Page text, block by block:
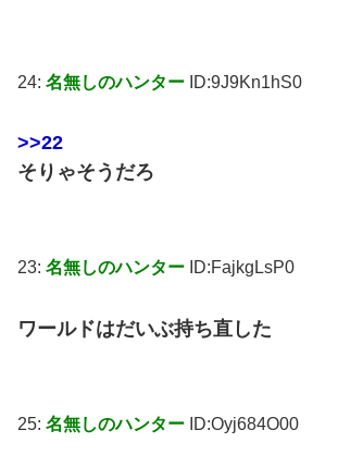
24: 名無しのハンター ID:9J9Kn1hS0
>>22
そりゃそうだろ
23: 名無しのハンター ID:FajkgLsP0
ワールドはだいぶ持ち直した
25: 名無しのハンター ID:Oyj684O00